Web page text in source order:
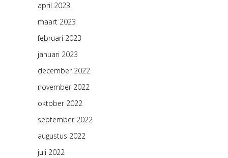
april 2023
maart 2023
februari 2023
januari 2023
december 2022
november 2022
oktober 2022
september 2022
augustus 2022
juli 2022